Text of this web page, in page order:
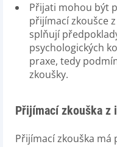
Přijati mohou být
přijímací zkoušce
splňují
psychologických
praxe, tedy
zkoušky.
Přijímací zkouška z
Přijímací zkouška má